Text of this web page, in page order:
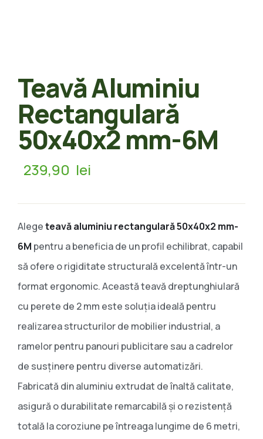
Teavă Aluminiu
Rectangulară
50x40x2 mm-6M
239,90 lei
Alegeteavă aluminiu rectangulară 50x40x2 mm-
6M pentru a beneficia de un profil echilibrat, capabil
să ofere o rigiditate structurală excelentă într-un
format ergonomic. Această teavă dreptunghiulară
cu perete de 2 mm este soluția ideală pentru
realizarea structurilor de mobilier industrial, a
ramelor pentru panouri publicitare sau a cadrelor
de susținere pentru diverse automatizări.
Fabricată din aluminiu extrudat de înaltă calitate,
asigură o durabilitate remarcabilă și o rezistență
totală la coroziune pe întreaga lungime de 6 metri,